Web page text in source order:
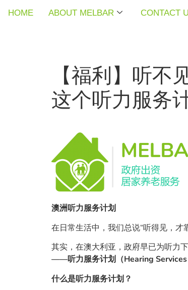
HOME ABOUT MELBAR CONTACT
HOME ABOUT MELBAR CONTACT
HOME ABOUT MELBAR CONTACT
【福利】听
这个听力服务
澳洲听力服务计划
在日常生活中，我们总说“听得见，才
其实，在澳大利亚，政府早已为听力
——听力服务计划（Hearing Services
什么是听力服务计划？